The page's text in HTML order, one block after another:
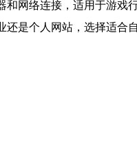
网络连接，适用于游戏
是个人网站，选择适